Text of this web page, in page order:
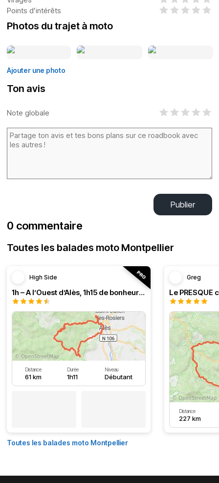
Points d’intérêts
Photos du trajet à moto
Ajouter une photo
Ton avis
Note globale
Publier
0 commentaire
Toutes les balades moto Montpellier
High Side
1h – A l’Ouest d’Alès, 1h15 de bonheur (HSRF23)
Distance
61 km
Durée
1h11
Niveau
Débutant
Greg
Distance
227 km
Toutes les balades moto Montpellier